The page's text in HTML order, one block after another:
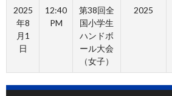
2025
年8
月1
日
12:40
PM
第38回全
国小学生
ハンドボ
ール大会
（女子）
2025